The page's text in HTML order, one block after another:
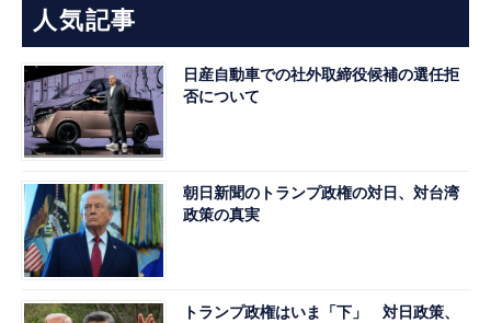
人気記事
日産自動車での社外取締役候補の選任拒
否について
朝日新聞のトランプ政権の対日、対台湾
政策の真実
トランプ政権はいま「下」 対日政策、